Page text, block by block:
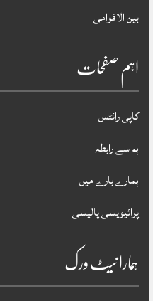
بین الاقوامی
اہم صفحات
کاپی رائٹس
ہم سے رابطہ
ہمارے بارے میں
پرائیویسی پالیسی
ہمارا نیٹ ورک